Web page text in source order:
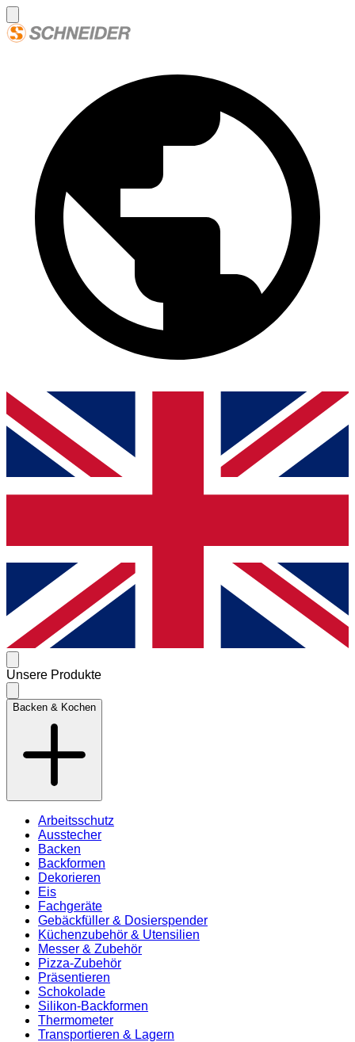
Unsere Produkte
Backen & Kochen
Arbeitsschutz
Ausstecher
Backen
Backformen
Dekorieren
Eis
Fachgeräte
Gebäckfüller & Dosierspender
Küchenzubehör & Utensilien
Messer & Zubehör
Pizza-Zubehör
Präsentieren
Schokolade
Silikon-Backformen
Thermometer
Transportieren & Lagern